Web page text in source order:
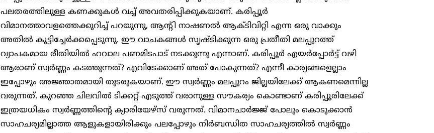
പലതരത്തിലുള്ള കണക്കുകൾ വച്ച് അവതരിപ്പിക്കുകയാണ്. കരിപ്പൂർ
വിമാനത്താവളത്തെക്കുറിച്ച് പറയുന്നു, ആന്റി നാഷണൽ ആക്ടിവിറ്റി എന്ന ഒരു വാക്കും
അതിൽ കൂട്ടിച്ചേർക്കപ്പെടുന്നു. ഈ വാചകങ്ങൾ സൃഷ്ടിക്കുന്ന ഒരു പ്രതീതി മലപ്പുറത്ത്
വ്യാപകമായ രീതിയിൽ ഹവാല പണമിടപാട് നടക്കുന്നു എന്നാണ്. കരിപ്പൂർ എയർപ്പോർട്ട് വഴി
ആരാണ് സ്വർണ്ണം കടത്തുന്നത്? എവിടേക്കാണ് അത് പോകുന്നത്? എന്നീ കാര്യങ്ങളെല്ലാം
ഇപ്പോഴും അജ്ഞാതമായി തുടരുകയാണ്. ഈ സ്വർണ്ണം മലപ്പുറം ജില്ലയിലേക്ക് ആകണമെന്നില്ല
വരുന്നത്. കുറഞ്ഞ ചിലവിൽ ടിക്കറ്റ് എടുത്ത് വരാനുള്ള സൗകര്യം കൊണ്ടാണ് കരിപ്പൂരിലേക്ക്
ഇത്രയധികം സ്വർണ്ണത്തിന്റെ ക്യാരിയേഴ്സ് വരുന്നത്. വിമാനചാർജ്ജ് പോലും കൊടുക്കാൻ
സാഹചര്യമില്ലാത്ത ആളുകളായിരിക്കും പലപ്പോഴും നിർബന്ധിത സാഹചര്യത്തിൽ സ്വർണ്ണം